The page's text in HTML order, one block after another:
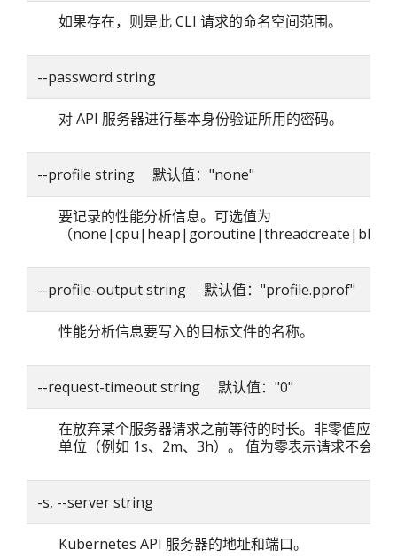
如果存在，则是此 CLI 请求的命名空间范围。
--password string
对 API 服务器进行基本身份验证所用的密码。
--profile string 默认值："none"
要记录的性能分析信息。可选值为
（
--profile-output string 默认值："profile.pprof"
性能分析信息要写入的目标文件的名称。
--request-timeout string 默认值："0"
在放弃某个服务器请求之前等待的时长。非零值应包
单位（例如 1s、2m、3h）。 值为零表示请求不会超
-s, --server string
Kubernetes API 服务器的地址和端口。